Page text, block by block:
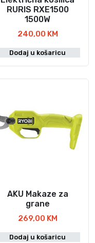
RURIS RXE1500
1500W
240,00 KM
Dodaj u košaricu
AKU Makaze za
grane
269,00 KM
Dodaj u košaricu